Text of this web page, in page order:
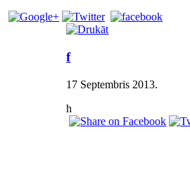
f
17 Septembris 2013.
h